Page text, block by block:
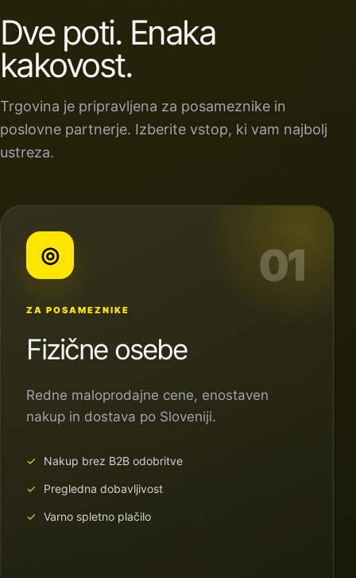
Dve poti. Enaka
kakovost.
Trgovina je pripravljena za posameznike in
poslovne partnerje. Izberite vstop, ki vam najbolj
ustreza.
01
◎
ZA POSAMEZNIKE
Fizične osebe
Redne maloprodajne cene, enostaven
nakup in dostava po Sloveniji.
Nakup brez B2B odobritve
Pregledna dobavljivost
Varno spletno plačilo